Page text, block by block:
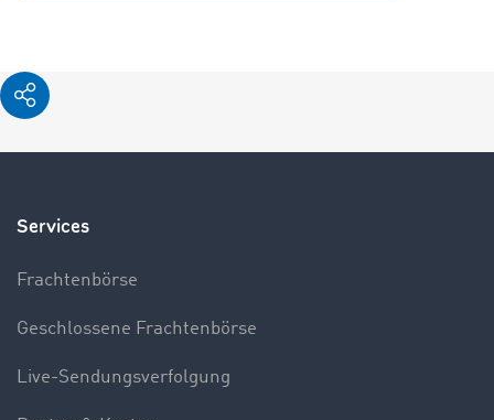
Services
Frachtenbörse
Geschlossene Frachtenbörse
Live-Sendungsverfolgung